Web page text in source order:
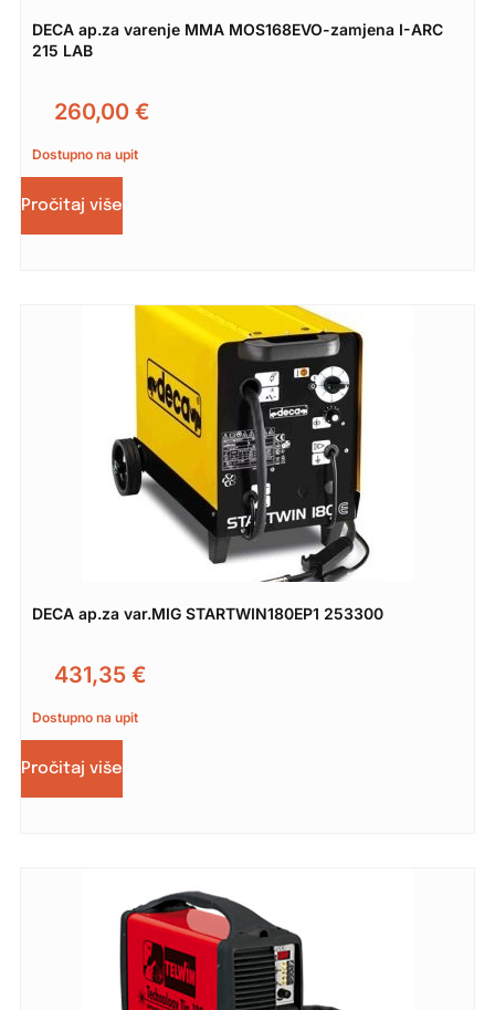
DECA ap.za varenje MMA MOS168EVO-zamjena I-ARC
215 LAB
260,00 €
Dostupno na upit
Pročitaj više
DECA ap.za var.MIG STARTWIN180EP1 253300
431,35 €
Dostupno na upit
Pročitaj više